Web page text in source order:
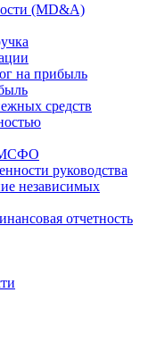
(MD&A)
на прибыль
средств
МСФО
руководства
независимых
отчетность